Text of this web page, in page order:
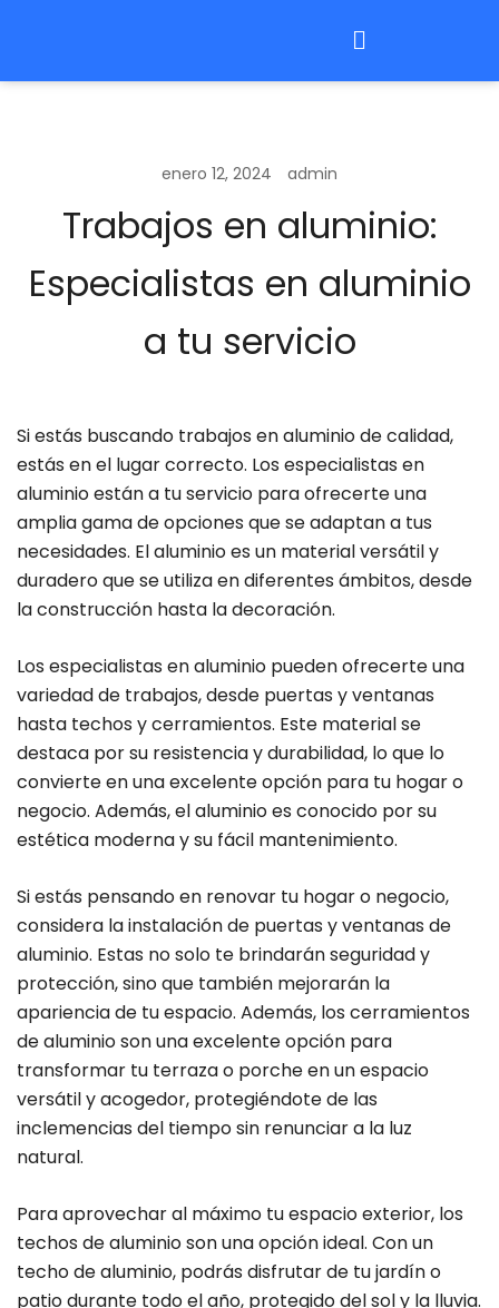
enero 12, 2024 admin
Trabajos en aluminio:
Especialistas en aluminio
a tu servicio
Si estás buscando trabajos en aluminio de calidad,
estás en el lugar correcto. Los especialistas en
aluminio están a tu servicio para ofrecerte una
amplia gama de opciones que se adaptan a tus
necesidades. El aluminio es un material versátil y
duradero que se utiliza en diferentes ámbitos, desde
la construcción hasta la decoración.
Los especialistas en aluminio pueden ofrecerte una
variedad de trabajos, desde puertas y ventanas
hasta techos y cerramientos. Este material se
destaca por su resistencia y durabilidad, lo que lo
convierte en una excelente opción para tu hogar o
negocio. Además, el aluminio es conocido por su
estética moderna y su fácil mantenimiento.
Si estás pensando en renovar tu hogar o negocio,
considera la instalación de puertas y ventanas de
aluminio. Estas no solo te brindarán seguridad y
protección, sino que también mejorarán la
apariencia de tu espacio. Además, los cerramientos
de aluminio son una excelente opción para
transformar tu terraza o porche en un espacio
versátil y acogedor, protegiéndote de las
inclemencias del tiempo sin renunciar a la luz
natural.
Para aprovechar al máximo tu espacio exterior, los
techos de aluminio son una opción ideal. Con un
techo de aluminio, podrás disfrutar de tu jardín o
patio durante todo el año, protegido del sol y la lluvia.